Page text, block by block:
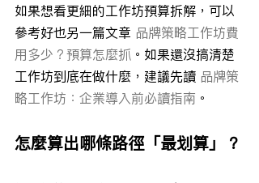
如果想看更細的工作坊預算拆解，可以
參考好也另一篇文章 品牌策略工作坊費
用多少？預算怎麼抓 。如果還沒搞清楚
工作坊到底在做什麼，建議先讀 品牌策
略工作坊：企業導入前必讀指南 。
怎麼算出哪條路徑「最划算」？